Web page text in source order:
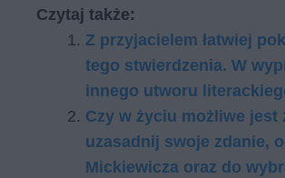
Czytaj także:
Z przyjacielem łatwiej
tego stwierdzenia. W
innego utworu
Czy w życiu możliwe jest
uzasadnij swoje zdanie,
Mickiewicza oraz do